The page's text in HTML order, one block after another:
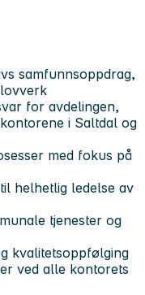
samfunnsoppdrag,
for avdelingen,
i Saltdal og
med fokus på
helhetlig ledelse av
tjenester og
kvalitetsoppfølging
ved alle kontorets